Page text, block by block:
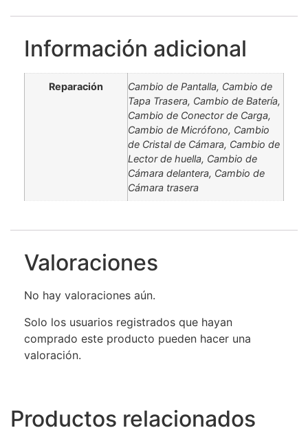
Información adicional
Reparación
Cambio de Pantalla, Cambio de
Tapa Trasera, Cambio de Batería,
Cambio de Conector de Carga,
Cambio de Micrófono, Cambio
de Cristal de Cámara, Cambio de
Lector de huella, Cambio de
Cámara delantera, Cambio de
Cámara trasera
Valoraciones
No hay valoraciones aún.
Solo los usuarios registrados que hayan
comprado este producto pueden hacer una
valoración.
Productos relacionados